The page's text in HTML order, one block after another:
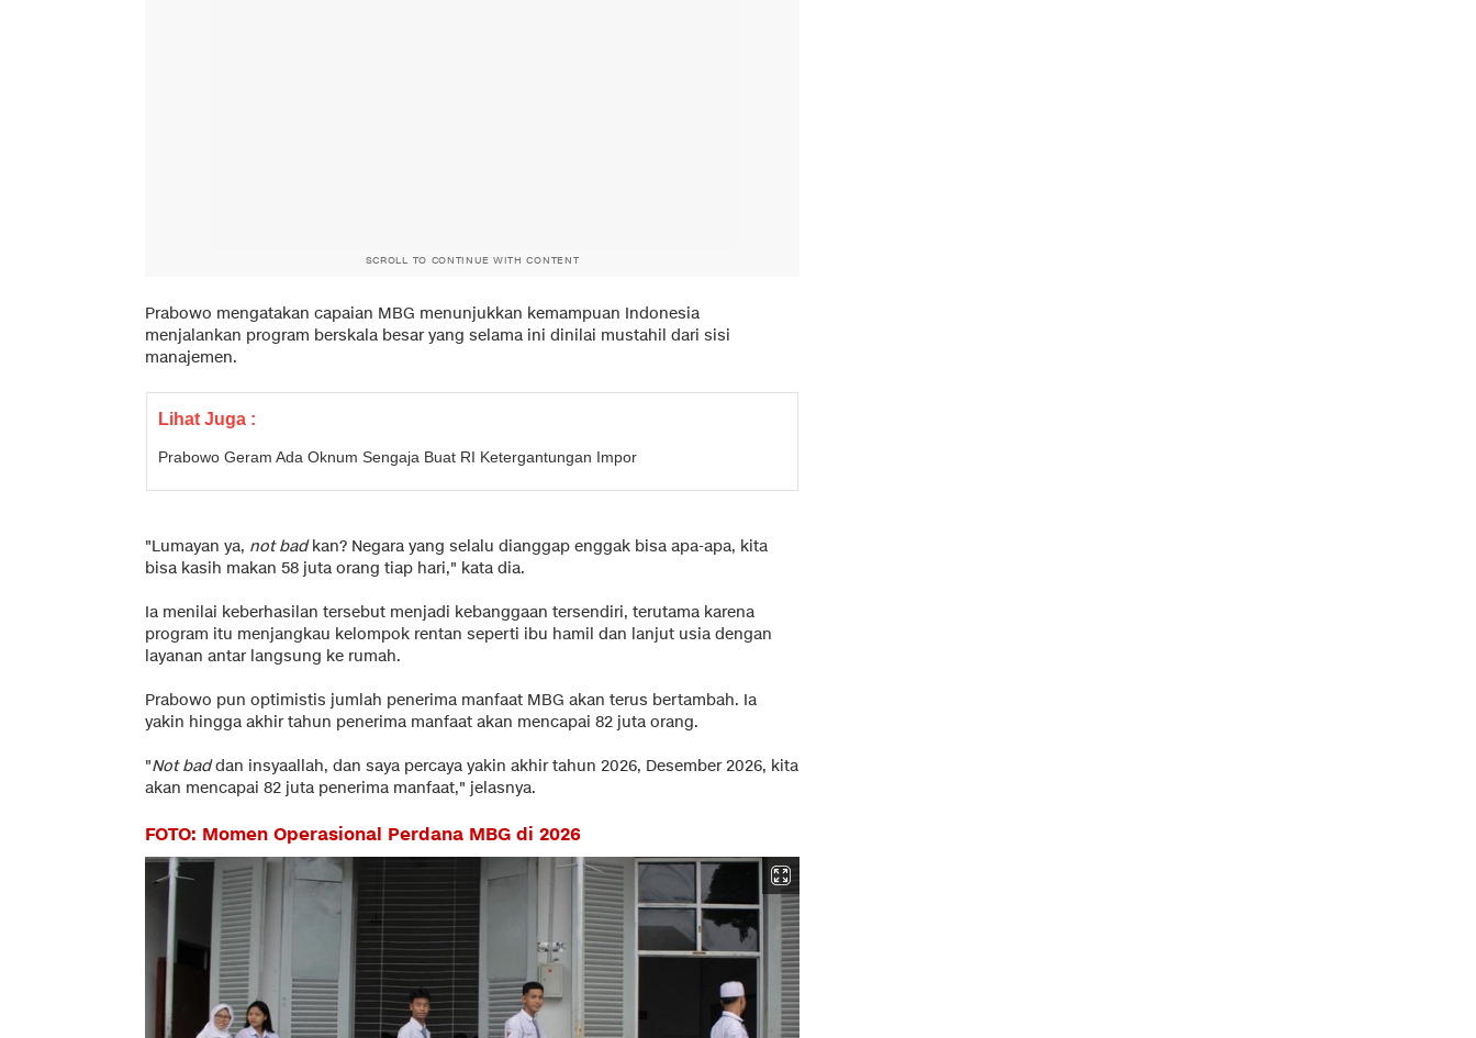
SCROLL TO CONTINUE WITH CONTENT
Prabowo mengatakan capaian MBG menunjukkan kemampuan Indonesia
menjalankan program berskala besar yang selama ini dinilai mustahil dari sisi
manajemen.
Lihat Juga :
Prabowo Geram Ada Oknum Sengaja Buat RI Ketergantungan Impor
"Lumayan ya, not badkan? Negara yang selalu dianggap enggak bisa apa-apa, kita
bisa kasih makan 58 juta orang tiap hari," kata dia.
Ia menilai keberhasilan tersebut menjadi kebanggaan tersendiri, terutama karena
program itu menjangkau kelompok rentan seperti ibu hamil dan lanjut usia dengan
layanan antar langsung ke rumah.
Prabowo pun optimistis jumlah penerima manfaat MBG akan terus bertambah. Ia
yakin hingga akhir tahun penerima manfaat akan mencapai 82 juta orang.
"Not baddan insyaallah, dan saya percaya yakin akhir tahun 2026, Desember 2026, kita
akan mencapai 82 juta penerima manfaat," jelasnya.
FOTO: Momen Operasional Perdana MBG di 2026